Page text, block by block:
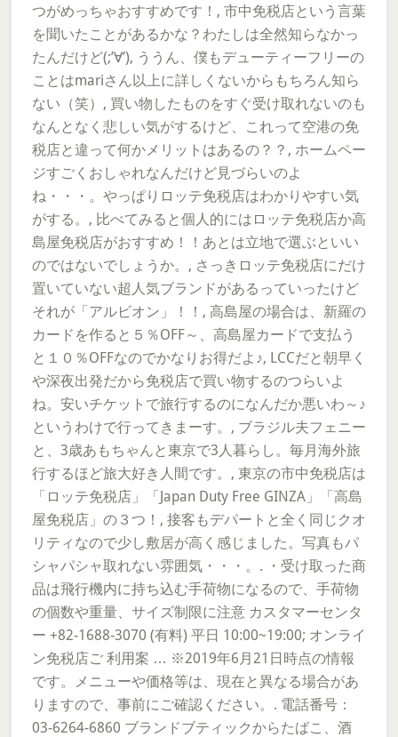
つがめっちゃおすすめです！, 市中免税店という言葉
を聞いたことがあるかな？わたしは全然知らなかっ
たんだけど(;’∀’), ううん、僕もデューティーフリーの
ことはmariさん以上に詳しくないからもちろん知ら
ない（笑）, 買い物したものをすぐ受け取れないのも
なんとなく悲しい気がするけど、これって空港の免
税店と違って何かメリットはあるの？？, ホームペー
ジすごくおしゃれなんだけど見づらいのよ
ね・・・。やっぱりロッテ免税店はわかりやすい気
がする。, 比べてみると個人的にはロッテ免税店か高
島屋免税店がおすすめ！！あとは立地で選ぶといい
のではないでしょうか。, さっきロッテ免税店にだけ
置いていない超人気ブランドがあるっていったけど
それが「アルビオン」！！, 高島屋の場合は、新羅の
カードを作ると５％OFF～、高島屋カードで支払う
と１０％OFFなのでかなりお得だよ♪, LCCだと朝早く
や深夜出発だから免税店で買い物するのつらいよ
ね。安いチケットで旅行するのになんだか悪いわ～♪
というわけで行ってきまーす。, ブラジル夫フェニー
と、3歳あもちゃんと東京で3人暮らし。毎月海外旅
行するほど旅大好き人間です。, 東京の市中免税店は
「ロッテ免税店」「Japan Duty Free GINZA」「高島
屋免税店」の３つ！, 接客もデパートと全く同じクオ
リティなので少し敷居が高く感じました。写真もパ
シャパシャ取れない雰囲気・・・。. ・受け取った商
品は飛行機内に持ち込む手荷物になるので、手荷物
の個数や重量、サイズ制限に注意 カスタマーセンタ
ー +82-1688-3070 (有料) 平日 10:00~19:00; オンライ
ン免税店ご 利用案 … ※2019年6月21日時点の情報
です。メニューや価格等は、現在と異なる場合があ
りますので、事前にご確認ください。. 電話番号：
03-6264-6860 ブランドブティックからたばこ、酒